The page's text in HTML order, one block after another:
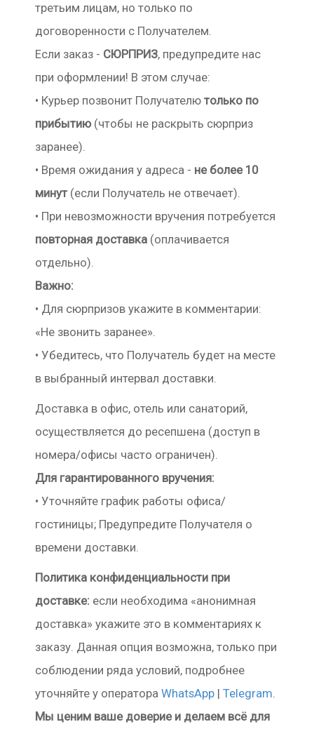
третьим лицам, но только по
договоренности с Получателем.
Если заказ - СЮРПРИЗ, предупредите нас
при оформлении! В этом случае:
• Курьер позвонит Получателю только по
прибытию(чтобы не раскрыть сюрприз
заранее).
• Время ожидания у адреса - не более 10
минут(если Получатель не отвечает).
• При невозможности вручения потребуется
повторная доставка (оплачивается
отдельно).
Важно:
• Для сюрпризов укажите в комментарии:
«Не звонить заранее».
• Убедитесь, что Получатель будет на месте
в выбранный интервал доставки.
Доставка в офис, отель или санаторий,
осуществляется до ресепшена (доступ в
номера/офисы часто ограничен).
Для гарантированного вручения:
• Уточняйте график работы офиса/
гостиницы; Предупредите Получателя о
времени доставки.
Политика конфиденциальности при
доставке: если необходима «анонимная
доставка» укажите это в комментариях к
заказу. Данная опция возможна, только при
соблюдении ряда условий, подробнее
уточняйте у оператора WhatsApp | Telegram.
Мы ценим ваше доверие и делаем всё для